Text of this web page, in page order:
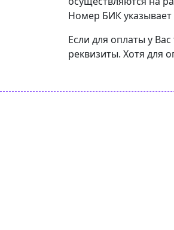
Номер БИК указывает
Если для оплаты у
реквизиты. Хотя для